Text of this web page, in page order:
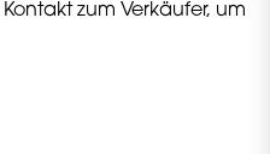
zum Verkäufer, um